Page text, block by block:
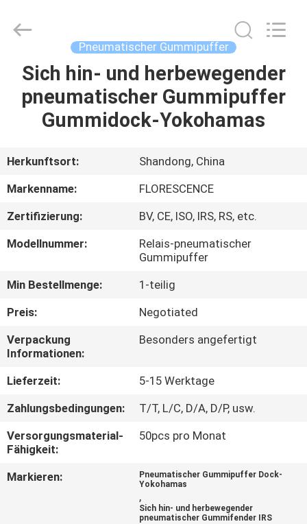
HEIM
PRODUKTE
VIDEOS
UNS
TOUR
QUALITÄTSKONTROLLE
KONTAKTIERE
UNS
NACHRICHTEN
LTD..
Pneumatischer Gummipuffer
Sich hin- und herbewegender
pneumatischer Gummipuffer
Gummidock-Yokohamas
Herkunftsort:
Shandong, China
Markenname:
FLORESCENCE
Zertifizierung:
BV, CE, ISO, IRS, RS, etc.
Modellnummer:
Relais-pneumatischer
Gummipuffer
Min Bestellmenge:
1-teilig
Preis:
Negotiated
Verpackung
Informationen:
Besonders angefertigt
Lieferzeit:
5-15 Werktage
Zahlungsbedingungen:
T/T, L/C, D/A, D/P, usw.
Versorgungsmaterial-
Fähigkeit:
50pcs pro Monat
Markieren:
Pneumatischer Gummipuffer Dock-
Yokohamas
,
Sich hin- und herbewegender
pneumatischer Gummifender IRS